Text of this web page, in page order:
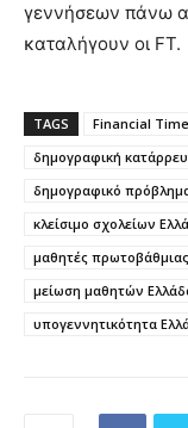
γεννήσεων πάνω
καταλήγουν οι FT.
TAGS
Financial
δημογραφική
δημογραφικό
κλείσιμο σχολείων
μαθητές
μείωση μαθητών
υπογεννητικότητα